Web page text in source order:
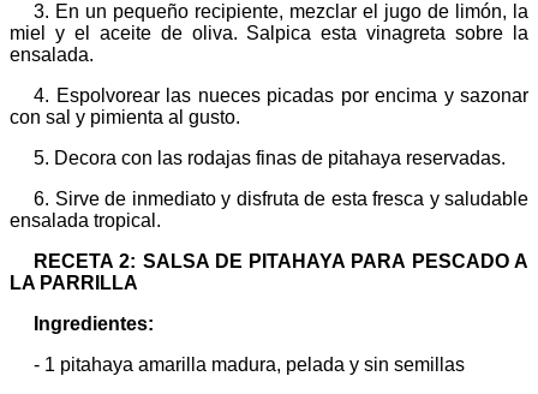
3. En un pequeño recipiente, mezclar el jugo de limón, la
miel y el aceite de oliva. Salpica esta vinagreta sobre la
ensalada.
4. Espolvorear las nueces picadas por encima y sazonar
con sal y pimienta al gusto.
5. Decora con las rodajas finas de pitahaya reservadas.
6. Sirve de inmediato y disfruta de esta fresca y saludable
ensalada tropical.
RECETA 2: SALSA DE PITAHAYA PARA PESCADO A
LA PARRILLA
Ingredientes:
- 1 pitahaya amarilla madura, pelada y sin semillas